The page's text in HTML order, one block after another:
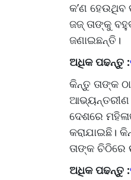
କ’ଣ ହେଉଥିବ
ଜଜ୍‌ ତାଙ୍କୁ
ଜଣାଇଛନ୍ତି।
ଅଧିକ ପଢନ୍ତୁ :
କିନ୍ତୁ ତାଙ୍କ
ଆଭ୍ୟନ୍ତରୀଣ
ଦେଶରେ
କରାଯାଇଛି।
ତାଙ୍କ
ଅଧିକ ପଢନ୍ତୁ :